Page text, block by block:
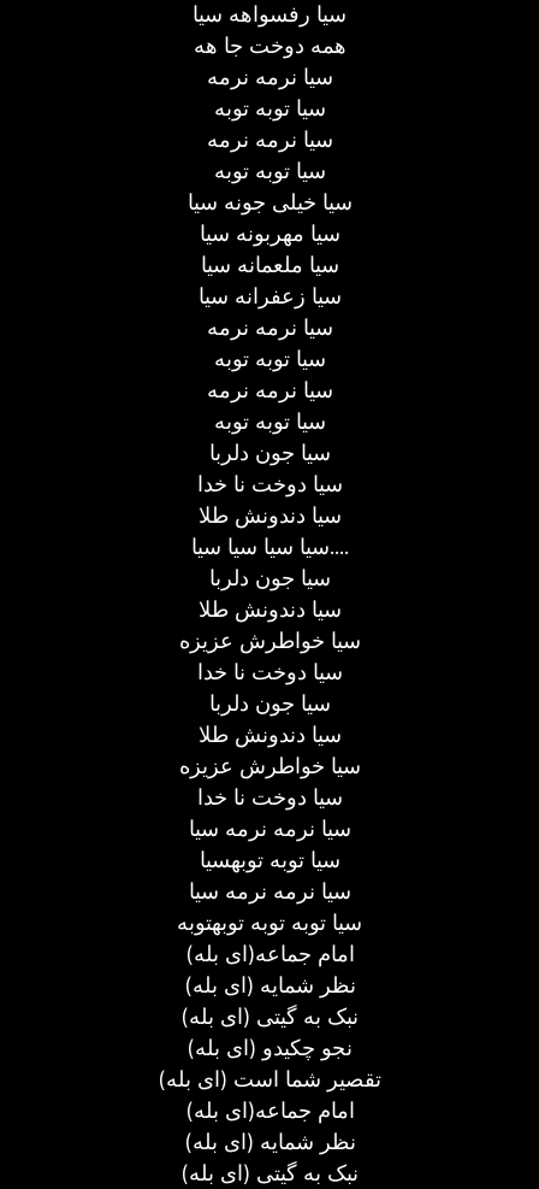
سیا رفسواهه سیا
همه دوخت جا هه
سیا نرمه نرمه
سیا توبه توبه
سیا نرمه نرمه
سیا توبه توبه
سیا خیلی جونه سیا
سیا مهربونه سیا
سیا ملعمانه سیا
سیا زعفرانه سیا
سیا نرمه نرمه
سیا توبه توبه
سیا نرمه نرمه
سیا توبه توبه
سیا جون دلربا
سیا دوخت نا خدا
سیا دندونش طلا
سیا سیا سیا سیا....
سیا جون دلربا
سیا دندونش طلا
سیا خواطرش عزیزه
سیا دوخت نا خدا
سیا جون دلربا
سیا دندونش طلا
سیا خواطرش عزیزه
سیا دوخت نا خدا
سیا نرمه نرمه سیا
سیا توبه توبهسیا
سیا نرمه نرمه سیا
سیا توبه توبه توبهتوبه
امام جماعه(ای بله)
نظر شمایه (ای بله)
نبک به گیتی (ای بله)
نجو چکیدو (ای بله)
تقصیر شما است (ای بله)
امام جماعه(ای بله)
نظر شمایه (ای بله)
نبک به گیتی (ای بله)